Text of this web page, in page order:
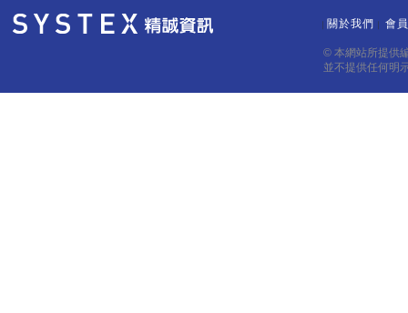
關於我們 會
© 本網站所提供
並不提供任何明